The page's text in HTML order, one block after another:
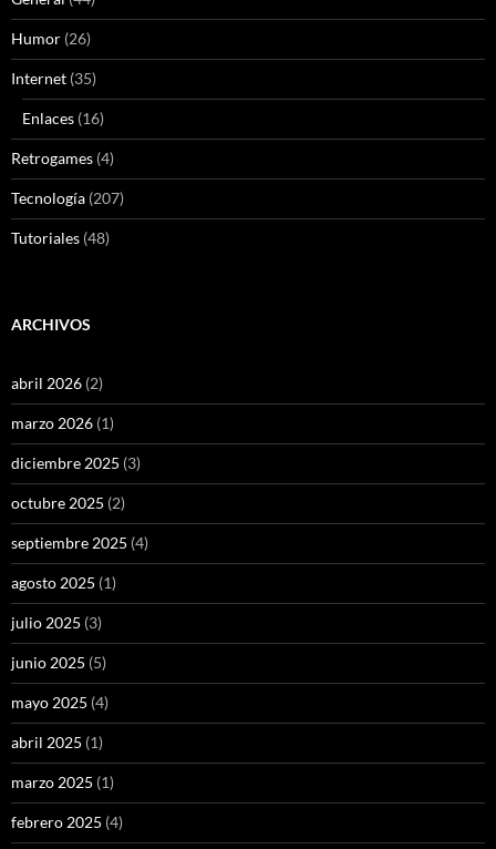
Humor (26)
Internet (35)
Enlaces (16)
Retrogames (4)
Tecnología (207)
Tutoriales (48)
ARCHIVOS
abril 2026 (2)
marzo 2026 (1)
diciembre 2025 (3)
octubre 2025 (2)
septiembre 2025 (4)
agosto 2025 (1)
julio 2025 (3)
junio 2025 (5)
mayo 2025 (4)
abril 2025 (1)
marzo 2025 (1)
febrero 2025 (4)